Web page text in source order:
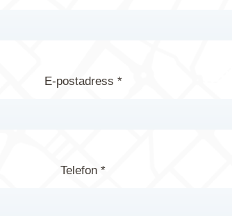
E-postadress *
Telefon *